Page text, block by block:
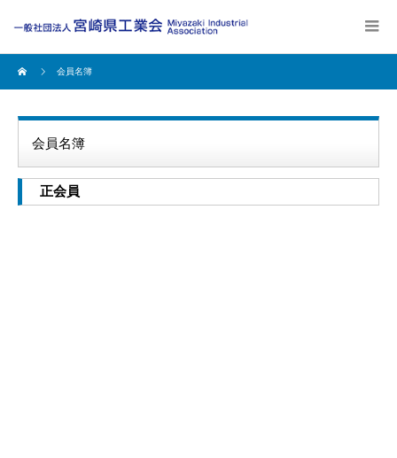
会員名簿
会員名簿
正会員